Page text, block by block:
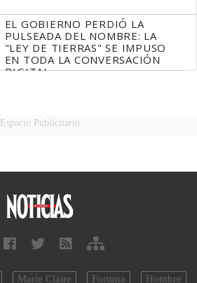
EL GOBIERNO PERDIÓ LA
PULSEADA DEL NOMBRE: LA
"LEY DE TIERRAS" SE IMPUSO
EN TODA LA CONVERSACIÓN
DIGITAL
Espacio Publicitario
Marie Claire Fortuna Hombre